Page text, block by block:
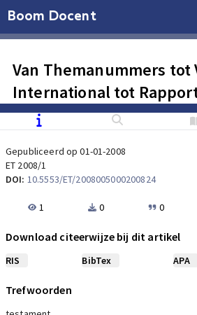
Boom Docent
Van Themanummers tot
International tot
Moltmaker? Een
'van alles wat' voor De
Gepubliceerd op 01-01-2008
ET 2008/1
DOI: 10.5553/ET/2008005000200824
1 0 0
Download citeerwijze bij dit artikel
RIS BibTex APA
Trefwoorden